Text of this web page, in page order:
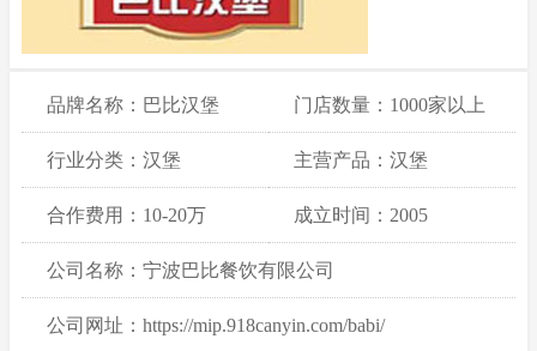
品牌名称：巴比汉堡 门店数量：1000家以上
行业分类：汉堡 主营产品：汉堡
合作费用：10-20万 成立时间：2005
公司名称：宁波巴比餐饮有限公司
公司网址：https://mip.918canyin.com/babi/